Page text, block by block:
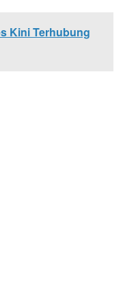
Kini Terhubung